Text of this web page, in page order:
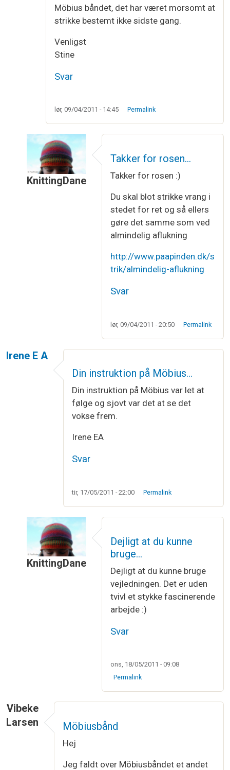
Möbius båndet, det har været morsomt at
strikke bestemt ikke sidste gang.
Venligst
Stine
Svar
lør, 09/04/2011 - 14:45 Permalink
KnittingDane
luk med vrang maskerafStine
Takker for rosen…
Takker for rosen :)
Du skal blot strikke vrang i
stedet for ret og så ellers
gøre det samme som ved
almindelig aflukning
http://www.paapinden.dk/s
trik/almindelig-aflukning
Svar
lør, 09/04/2011 - 20:50 Permalink
Irene E A
Din instruktion på Möbius…
Din instruktion på Möbius var let at
følge og sjovt var det at se det
vokse frem.
Irene EA
Svar
tir, 17/05/2011 - 22:00 Permalink
KnittingDane
Din instruktion på Möbius…afIrene
Dejligt at du kunne
bruge…
Dejligt at du kunne bruge
vejledningen. Det er uden
tvivl et stykke fascinerende
arbejde :)
Svar
ons, 18/05/2011 - 09:08
Permalink
Vibeke
Larsen
Möbiusbånd
Hej
Jeg faldt over Möbiusbåndet et andet